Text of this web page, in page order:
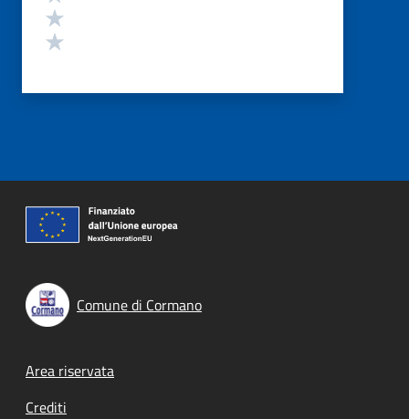
Comune di Cormano
Footer menu
Area riservata
Crediti